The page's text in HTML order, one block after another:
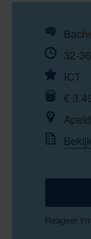
32-
ICT
€
Reageer t/